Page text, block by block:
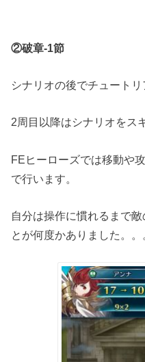
②破章-1節
シナリオの後でチュート
2周目以降はシナリオをス
FEヒーローズでは移動や
で行います。
自分は操作に慣れるまで
とが何度かありました。。